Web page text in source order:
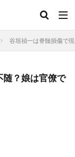
谷垣禎一は脊髄損傷で
随？娘は官僚で